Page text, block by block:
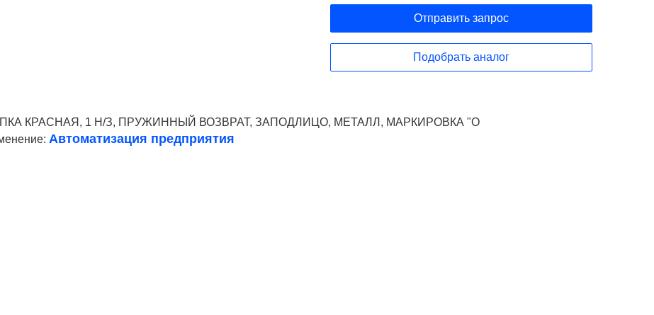
Отправить запрос
Подобрать аналог
КРАСНАЯ, 1 Н/З, ПРУЖИННЫЙ ВОЗВРАТ, ЗАПОДЛИЦО, МЕТАЛЛ, МАРКИРОВКА "O
Автоматизация предприятия